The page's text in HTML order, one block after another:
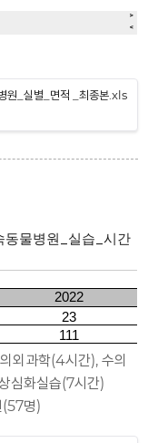
원_실별_면적 _최종본.xls
외과학(4시간), 수의
심화실습(7시간)
명)